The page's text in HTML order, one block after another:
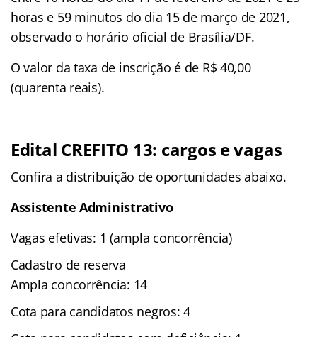
horas e 59 minutos do dia 15 de março de 2021,
observado o horário oficial de Brasília/DF.
O valor da taxa de inscrição é de R$ 40,00
(quarenta reais).
Edital CREFITO 13: cargos e vagas
Confira a distribuição de oportunidades abaixo.
Assistente Administrativo
Vagas efetivas: 1 (ampla concorrência)
Cadastro de reserva
Ampla concorrência: 14
Cota para candidatos negros: 4